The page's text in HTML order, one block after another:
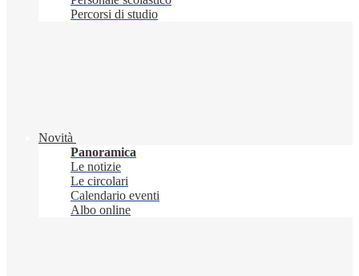
Percorsi di studio
Novità
Panoramica
Le notizie
Le circolari
Calendario eventi
Albo online